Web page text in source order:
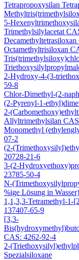
Tetrapropoxysilan
5-
Trimethylsilylacetat
Octamethyltrisiloxan
2-Hydroxy-4-(3-
59-8
Chlor-Dimethyl-(2-
(2-Pyrenyl-1-
2-
Allyltrimethylsilan
Monomethyl
07-2
(2-
20728-21-6
3-(2-
23785-50-4
N-
%ige Lösung in
1,1,3,3-Tetramethyl-1-
137407-65-9
[3,3-
CAS: 4262-92-4
2-
Spezialsiloxane